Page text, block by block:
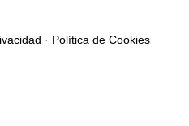
· Política de Cookies